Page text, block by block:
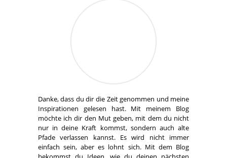
Danke, dass du dir die Zeit genommen und meine
Inspirationen gelesen hast. Mit meinem Blog
möchte ich dir den Mut geben, mit dem du nicht
nur in deine Kraft kommst, sondern auch alte
Pfade verlassen kannst. Es wird nicht immer
einfach sein, aber es lohnt sich. Mit dem Blog